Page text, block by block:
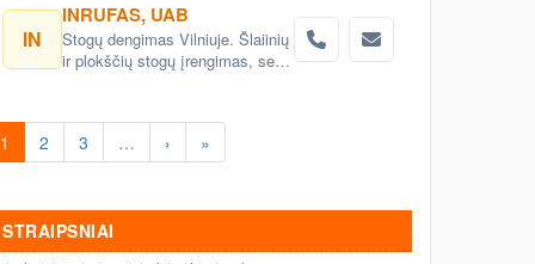
IN
INRUFAS, UAB
Stogų dengimas Vilniuje. Šlaiinių
ir plokščių stogų įrengimas, seno
montavimas Vilnius. stogo
skardinimas Vilniuje. Stogų
remonto darbai, stogo renovacija
1 2 3 … › »
STRAIPSNIAI